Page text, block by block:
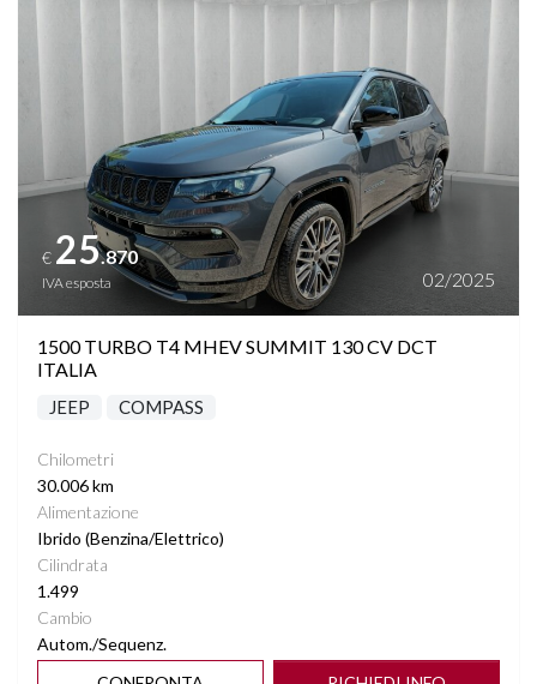
PARK ASSIST
PARKTRONIC ANTERIORE E POSTERIORE
RUOTINO DI SCORTA
SEDILI REGOLABILI IN ALTEZZA
SEDILI RISCALDABILI
SPECCHIETTI ELETTRICI RICHIUDIBILI
SPECCHIETTO RETROVISORE FOTOCROMATICO
STEREO CON MONITOR TOUCHSCREEN
€ 25.870
IVA esposta 02/2025
1500 TURBO T4 MHEV SUMMIT 130 CV DCT
ITALIA
JEEP COMPASS
Chilometri
30.006 km
Alimentazione
Ibrido (Benzina/Elettrico)
Cilindrata
1.499
Cambio
Autom./Sequenz.